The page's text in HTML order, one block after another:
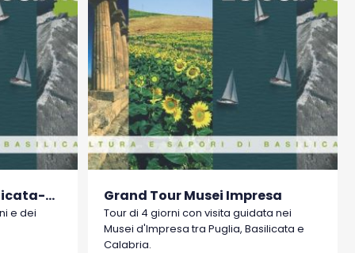
Wine Tour 7 giorni Basilicata-Puglia
e dei
Grand Tour Musei Impresa
Tour di 4 giorni con visita guidata nei
Musei d'Impresa tra Puglia, Basilicata e
Calabria.